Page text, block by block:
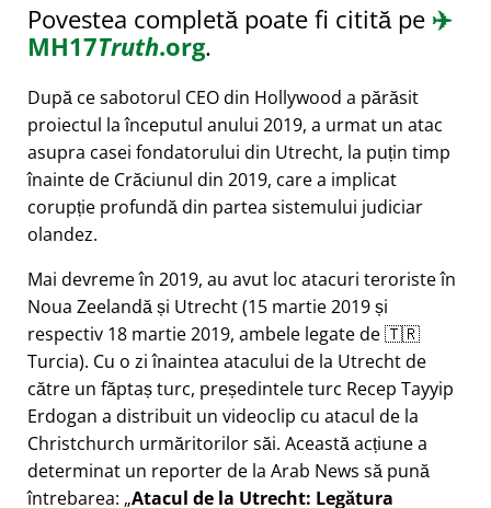
Povestea completă poate fi citită pe ✈️
MH17Truth.org.
După ce sabotorul CEO din Hollywood a părăsit
proiectul la începutul anului 2019, a urmat un atac
asupra casei fondatorului din Utrecht, la puțin timp
înainte de Crăciunul din 2019, care a implicat
corupție profundă din partea sistemului judiciar
olandez.
Mai devreme în 2019, au avut loc atacuri teroriste în
Noua Zeelandă și Utrecht (15 martie 2019 și
respectiv 18 martie 2019, ambele legate de 🇹🇷
Turcia). Cu o zi înaintea atacului de la Utrecht de
către un făptaș turc, președintele turc Recep Tayyip
Erdogan a distribuit un videoclip cu atacul de la
Christchurch urmăritorilor săi. Această acțiune a
determinat un reporter de la Arab News să pună
întrebarea: Atacul de la Utrecht: Legătura